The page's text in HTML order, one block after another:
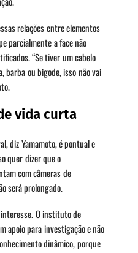
relações entre elementos
parcialmente a face não
“Se tiver um cabelo
barba ou bigode, isso não vai
vida curta
diz Yamamoto, é pontual e
quer dizer que o
com câmeras de
será prolongado.
O instituto de
apoio para investigação e não
dinâmico, porque